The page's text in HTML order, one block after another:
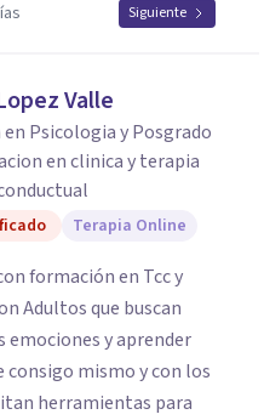
Siguiente
Valle
en Psicologia y Posgrado
en clinica y terapia
Terapia Online
formación en Tcc y
Adultos que buscan
y aprender
consigo mismo y con los
herramientas para